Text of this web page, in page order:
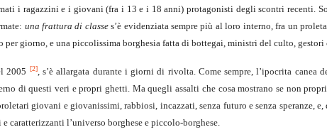
i ragazzini e i giovani (fra i 13 e i 18 anni) protagonisti degli scontri recenti.
una frattura di classes’è evidenziata sempre più al loro interno, fra un
per giorno, e una piccolissima borghesia fatta di bottegai, ministri del culto,
2005 [2], s’è allargata durante i giorni di rivolta. Come sempre, l’ipocrita canea
di questi veri e propri ghetti. Ma quegli assalti che cosa mostrano se non
giovani e giovanissimi, rabbiosi, incazzati, senza futuro e senza speranze,
caratterizzanti l’universo borghese e piccolo-borghese.